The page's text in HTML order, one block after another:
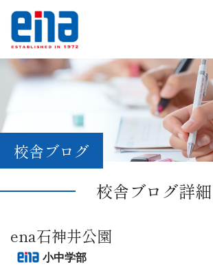
校舎ブログ
校舎ブログ詳細
ena石神井公園
小中学部